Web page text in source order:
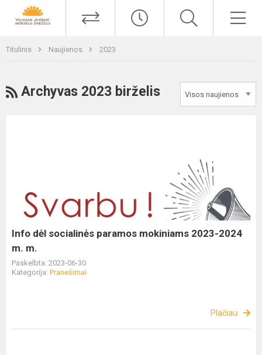
Titulinis Naujienos 2023
Archyvas 2023 birželis
Info dėl socialinės paramos mokiniams 2023-2024
m. m.
Paskelbta: 2023-06-30
Kategorija: Pranešimai
Plačiau